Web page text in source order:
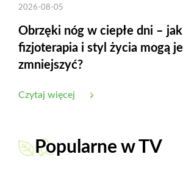
2026-08-05
Obrzęki nóg w ciepłe dni – jak
fizjoterapia i styl życia mogą je
zmniejszyć?
Czytaj więcej
Popularne w TV